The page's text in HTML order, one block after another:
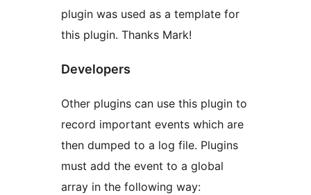
plugin was used as a template for
this plugin. Thanks Mark!
Developers
Other plugins can use this plugin to
record important events which are
then dumped to a log file. Plugins
must add the event to a global
array in the following way: